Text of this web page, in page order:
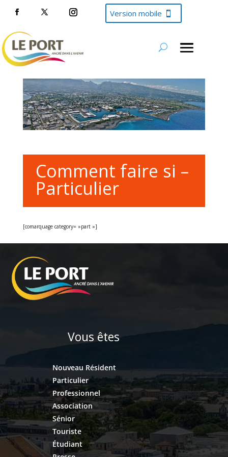
Version mobile
Comment faire si –
Particulier
[comarquage category= »part »]
Vous êtes
Nouveau Résident
Particulier
Professionnel
Association
Sénior
Touriste
Étudiant